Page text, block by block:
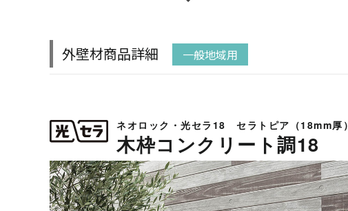
外壁材商品詳細 一般地域用
ネオロック・光セラ18 セラトピア（18mm厚）
木枠コンクリート調18